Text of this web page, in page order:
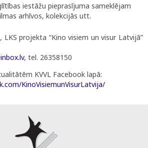
iestāžu pieprasījuma sameklējam
arhīvos, kolekcijās utt.
projekta “Kino visiem un visur Latvijā”
, tel. 26358150
KVVL Facebook lapā:
KinoVisiemunVisurLatvija/